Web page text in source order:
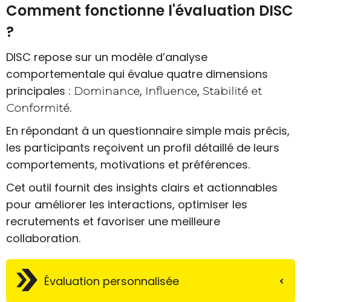
Comment fonctionne l'évaluation DISC
?
DISC repose sur un modèle d’analyse
comportementale qui évalue quatre dimensions
principales : Dominance, Influence, Stabilité et
Conformité.
En répondant à un questionnaire simple mais précis,
les participants reçoivent un profil détaillé de leurs
comportements, motivations et préférences.
Cet outil fournit des insights clairs et actionnables
pour améliorer les interactions, optimiser les
recrutements et favoriser une meilleure
collaboration.
Évaluation personnalisée